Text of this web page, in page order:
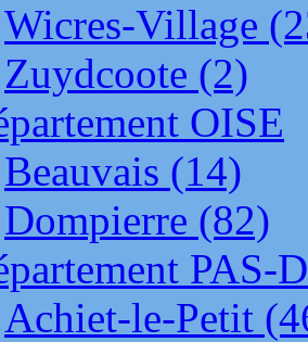
Wicres-Village
Zuydcoote (2)
OISE
Beauvais (14)
Dompierre (82)
PAS-
Achiet-le-Petit